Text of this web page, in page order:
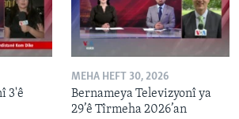
3'ê
MEHA HEFT 30, 2026
Bernameya Televizyonî ya
29’ê Tîrmeha 2026’an